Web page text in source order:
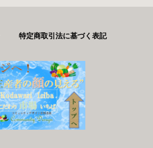
特定商取引法に基づく表記